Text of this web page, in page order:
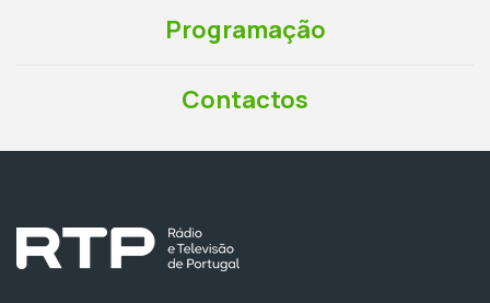
Programação
Contactos